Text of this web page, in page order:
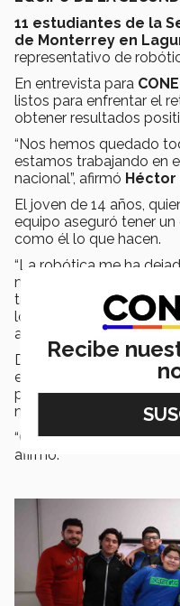
11 estudiantes de la
de Monterrey en
representativo de
En entrevista para
listos para enfrentar el
obtener resultados
“Nos hemos quedado
estamos trabajando en
nacional”, afirmó Héctor
El joven de 14 años,
equipo aseguró tener
como él lo que hacen.
“La robótica me ha
máximo esfuerzo y
trabajar en lo que te
lo mismo que a mí. Me
agregó.
De igual manera,
el equipo ha “mejorado
puntualizó en las ganas
nacional en Monterrey.
“Creo que podemos
afirmó.
Recibe